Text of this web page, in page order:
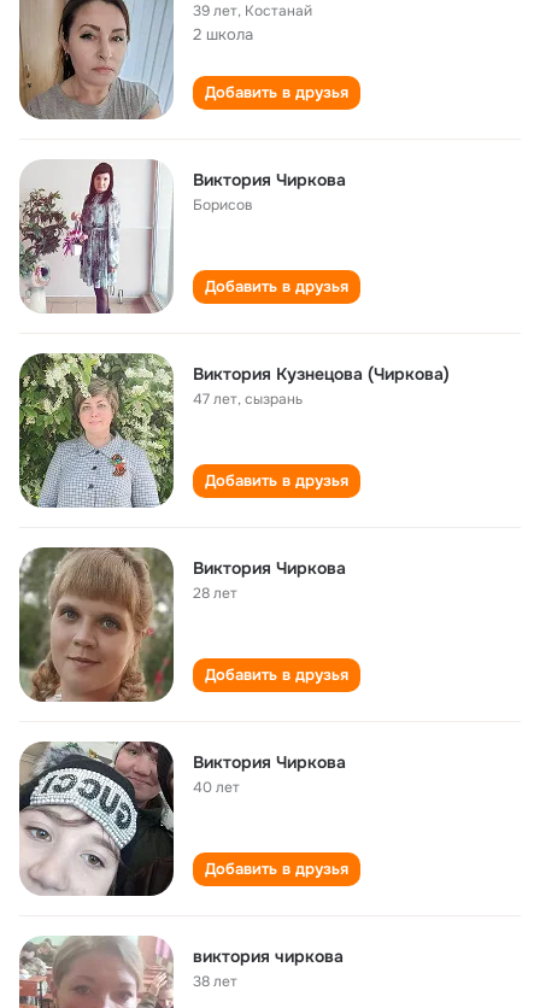
39 лет, Костанай
2 школа
Добавить в друзья
Виктория Чиркова
Борисов
Добавить в друзья
Виктория Кузнецова (Чиркова)
47 лет,сызрань
Добавить в друзья
Виктория Чиркова
28 лет
Добавить в друзья
Виктория Чиркова
40 лет
Добавить в друзья
виктория чиркова
38 лет